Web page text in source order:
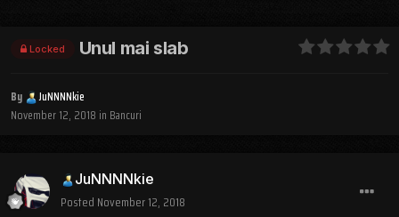
Locked Unul mai slab
By
JuNNNNkie
November 12, 2018 in Bancuri
JuNNNNkie
Posted November 12, 2018